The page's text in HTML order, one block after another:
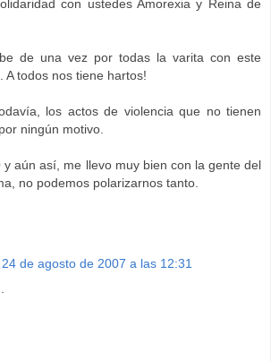
con ustedes Amorexia y Reina de
de una vez por todas la varita con este
A todos nos tiene hartos!
los actos de violencia que no tienen
ningún motivo.
y aún así, me llevo muy bien con la gente del
no podemos polarizarnos tanto.
24 de agosto de 2007 a las 12:31